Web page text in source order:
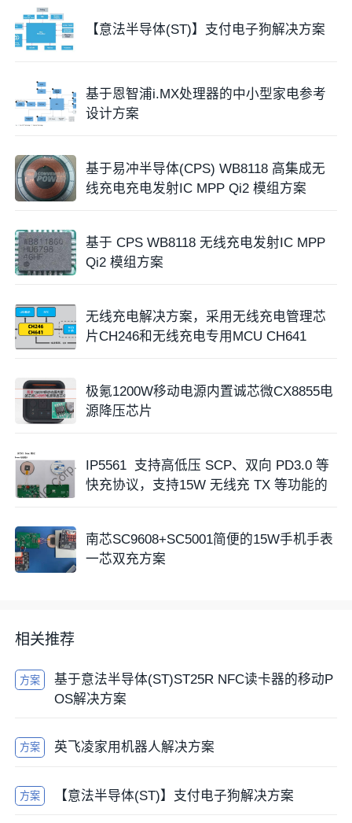
【意法半导体(ST)】支付电子狗解决方案
基于恩智浦i.MX处理器的中小型家电参考
设计方案
基于易冲半导体(CPS) WB8118 高集成无
线充电充电发射IC MPP Qi2 模组方案
基于 CPS WB8118 无线充电发射IC MPP
Qi2 模组方案
无线充电解决方案，采用无线充电管理芯
片CH246和无线充电专用MCU CH641
极氪1200W移动电源内置诚芯微CX8855电
源降压芯片
IP5561 支持高低压 SCP、双向 PD3.0 等
快充协议，支持15W 无线充 TX 等功能的
南芯SC9608+SC5001简便的15W手机手表
一芯双充方案
相关推荐
方案
基于意法半导体(ST)ST25R NFC读卡器的移动P
OS解决方案
方案 英飞凌家用机器人解决方案
方案 【意法半导体(ST)】支付电子狗解决方案